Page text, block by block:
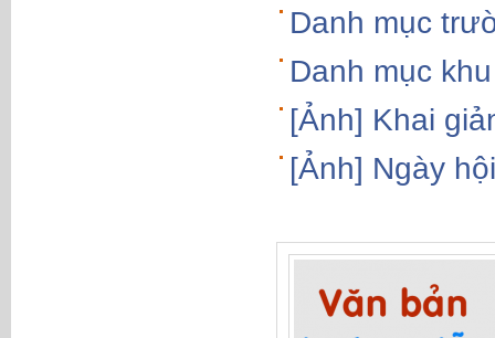
Danh mục
Danh mục
[Ảnh] Khai
[Ảnh] Ngày